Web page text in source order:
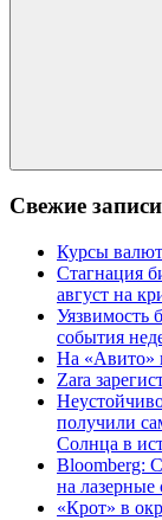
Свежие записи
Курсы валют
Стагнация
август на
Уязвимость
события
На «Авито»
Zara
получили
Солнца в
Bloomberg:
на
«Крот» в